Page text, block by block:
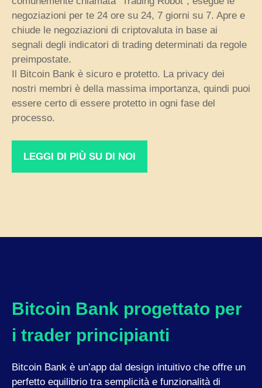
negoziazioni per te 24 ore su 24, 7 giorni su 7. Apre e
chiude le negoziazioni di criptovaluta in base ai
segnali degli indicatori di trading determinati da regole
preimpostate.
Il Bitcoin Bank è sicuro e protetto. La privacy dei
nostri membri è della massima importanza, quindi puoi
essere certo di essere protetto in ogni fase del
processo.
LEGGI DI PIÙ SU DI NOI
Bitcoin Bank progettato per
i trader principianti
Bitcoin Bank è un’app dal design intuitivo che offre un
perfetto equilibrio tra semplicità e funzionalità di